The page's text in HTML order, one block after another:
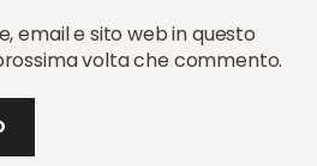
email e sito web in questo
volta che commento.